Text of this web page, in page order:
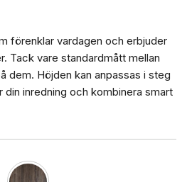
förenklar vardagen och erbjuder
Tack vare standardmått mellan
dem. Höjden kan anpassas i steg
din inredning och kombinera smart